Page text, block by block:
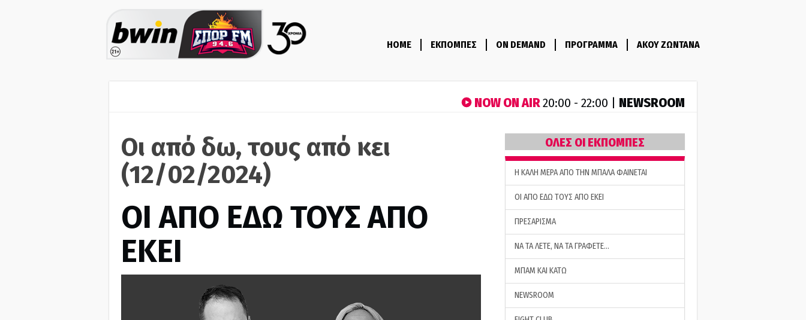
HOME ΕΚΠΟΜΠΕΣ ON DEMAND ΠΡΟΓΡΑΜΜΑ ΑΚΟΥ ΖΩΝΤΑΝΑ
NOW ON AIR20:00 - 22:00 | NEWSROOM
Οι από δω, τους από κει
(12/02/2024)
ΟΙ ΑΠΟ ΕΔΩ ΤΟΥΣ ΑΠΟ
ΕΚΕΙ
ΟΛΕΣ ΟΙ ΕΚΠΟΜΠΕΣ
H ΚΑΛΗ ΜΕΡΑ ΑΠΟ ΤΗΝ ΜΠΑΛΑ ΦΑΙΝΕΤΑΙ
ΟΙ ΑΠΟ ΕΔΩ ΤΟΥΣ ΑΠΟ ΕΚΕΙ
ΠΡΕΣΑΡΙΣΜΑ
ΝΑ ΤΑ ΛΕΤΕ, ΝΑ ΤΑ ΓΡΑΦΕΤΕ…
ΜΠΑΜ ΚΑΙ ΚΑΤΩ
NEWSROOM